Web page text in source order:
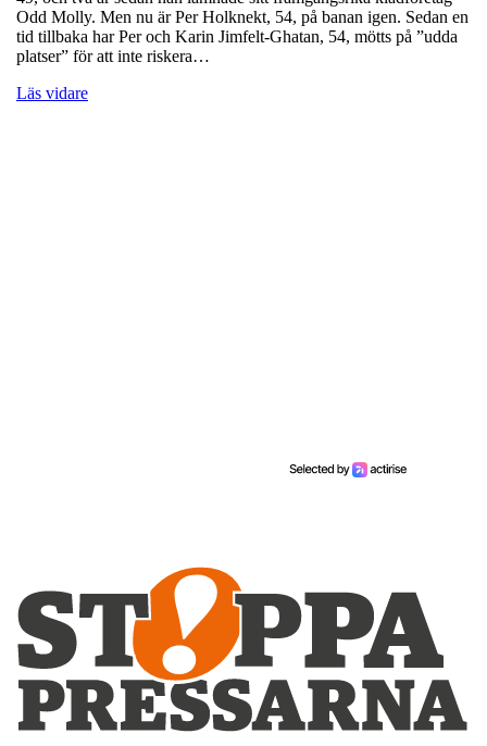
Odd Molly. Men nu är Per Holknekt, 54, på banan igen. Sedan en
tid tillbaka har Per och Karin Jimfelt-Ghatan, 54, mötts på ”udda
platser” för att inte riskera…
Läs vidare